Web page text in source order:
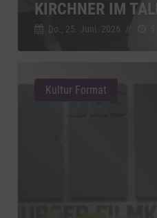
KIRCHNER IM
Do., 25. Juni. 2026 //
Kultur Format